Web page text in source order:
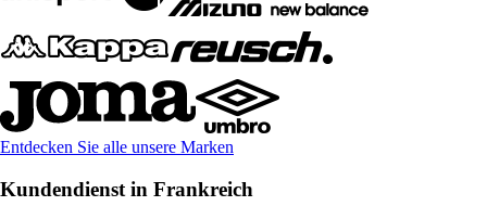
Entdecken Sie alle unsere Marken
Kundendienst in Frankreich